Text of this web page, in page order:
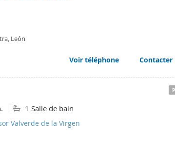
León
Voir téléphone Contacter
1 Salle de bain
Valverde de la Virgen